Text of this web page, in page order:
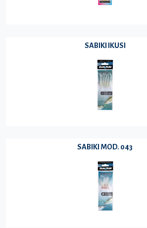
SABIKI IKUSI
SABIKI MOD. 043